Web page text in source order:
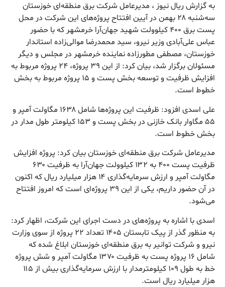
به گزارش ریال نیوز ، مدیرعامل شرکت برق منطقه‌ای خوزستان
سه‌شنبه ۲۸ بهمن در آیین افتتاح پروژه‌های این شرکت در محل
پست برق ۴۰۰ کیلوولت شهید جهان‌آرا خرمشهر که با حضور
عباس علی‌آبادی وزیر نیرو، سید محمدرضا موالی‌زاده استاندار
خوزستان، مصطفی مطورزاده نماینده خرمشهر در مجلس و دیگر
مسئولان برگزار شد، بیان کرد: از این ۳۹ پروژه، ۲۴ پروژه مربوط به
افزایش ظرفیت و توسعه بخش پست و ۱۵ پروژه مربوط به بخش
خطوط است.
علی اسدی افزود: ظرفیت این پروژه‌ها شامل ۱۶۳۸ مگاولت آمپر و
۵۵ مگاوار بانک خازنی در بخش پست و ۱۵۳ کیلومتر طول مدار در
بخش خطوط است.
مدیرعامل شرکت برق منطقه‌ای خوزستان بیان کرد: پروژه افزایش
ظرفیت پست ۴۰۰ به ۱۳۲ کیلوولت جهان‌آرا به ظرفیت ۶۳۰
مگاولت آمپر و ارزش سرمایه‌گذاری ۱۴ هزار میلیارد ریال که اکنون
در آن حضور داریم، یکی از این ۳۹ پروژه‌ای است که امروز افتتاح
می‌شود.
اسدی با اشاره به پروژه‌های در دست اجرای این شرکت، اظهار کرد:
به منظور گذر از پیک تابستان ۱۴۰۵ تعداد ۲۲ پروژه از سوی وزارت
نیرو و شرکت توانیر به برق منطقه‌ای خوزستان ابلاغ شده که
شامل ۱۶ پروژه پست به ظرفیت ۱۳۷۰ مگاولت آمپر و شش پروژه
خط به طول ۱۰۹ کیلومترمدار با ارزش سرمایه‌گذاری بیش از ۱۱۵
هزار میلیارد ریال است.